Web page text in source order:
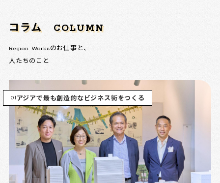
コラム COLUMN
Region Worksのお仕事と、
人たちのこと
01アジアで最も創造的なビジネス街をつくる